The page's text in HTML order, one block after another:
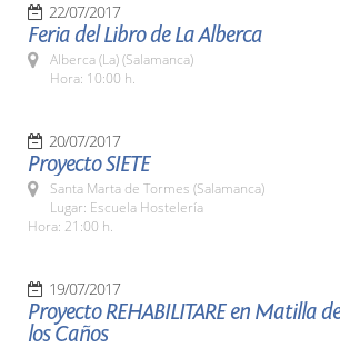
22/07/2017
Feria del Libro de La Alberca
Alberca (La) (Salamanca)
Hora: 10:00 h.
20/07/2017
Proyecto SIETE
Santa Marta de Tormes (Salamanca)
Lugar: Escuela Hostelería
Hora: 21:00 h.
19/07/2017
Proyecto REHABILITARE en Matilla de
los Caños